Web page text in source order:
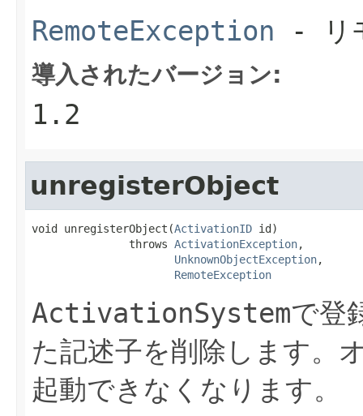
RemoteException - リ
導入されたバージョン:
1.2
unregisterObject
void unregisterObject(ActivationID id)
               throws
ActivationException,
UnknownObjectException,
RemoteException
ActivationSystemで登
た記述子を削除します。
起動できなくなります。